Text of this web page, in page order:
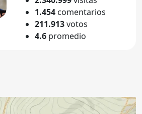
1.454 comentarios
211.913votos
4.6 promedio